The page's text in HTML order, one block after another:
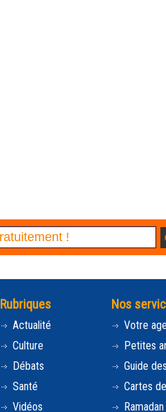
Rubriques
Actualité
Culture
Débats
Santé
Vidéos
Nos
Votre
Petites
Guide
Cartes
Ramadan